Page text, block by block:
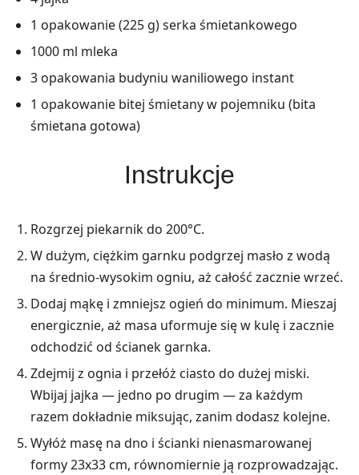
1 opakowanie (225 g) serka śmietankowego
1000 ml mleka
3 opakowania budyniu waniliowego instant
1 opakowanie bitej śmietany w pojemniku (bita
śmietana gotowa)
Instrukcje
Rozgrzej piekarnik do 200°C.
W dużym, ciężkim garnku podgrzej masło z wodą
na średnio-wysokim ogniu, aż całość zacznie wrzeć.
Dodaj mąkę i zmniejsz ogień do minimum. Mieszaj
energicznie, aż masa uformuje się w kulę i zacznie
odchodzić od ścianek garnka.
Zdejmij z ognia i przełóż ciasto do dużej miski.
Wbijaj jajka — jedno po drugim — za każdym
razem dokładnie miksując, zanim dodasz kolejne.
Wyłóż masę na dno i ścianki nienasmarowanej
formy 23x33 cm, równomiernie ją rozprowadzając.